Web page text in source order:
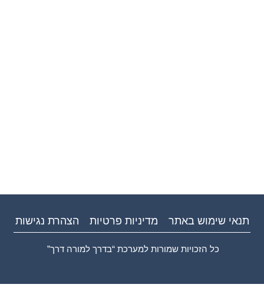
תנאי שימוש באתר מדיניות פרטיות הצהרת נגישות
כל הזכויות שמורות למערכת “בדרך למורה דרך”